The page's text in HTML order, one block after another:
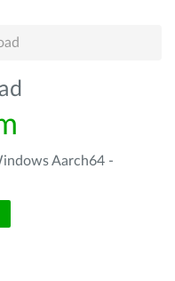
Aarch64 -